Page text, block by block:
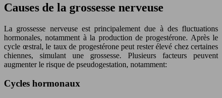
Causes de la grossesse nerveuse
La grossesse nerveuse est principalement due à des fluctuations
hormonales, notamment à la production de progestérone. Après le
cycle œstral, le taux de progestérone peut rester élevé chez certaines
chiennes, simulant une grossesse. Plusieurs facteurs peuvent
augmenter le risque de pseudogestation, notamment:
Cycles hormonaux